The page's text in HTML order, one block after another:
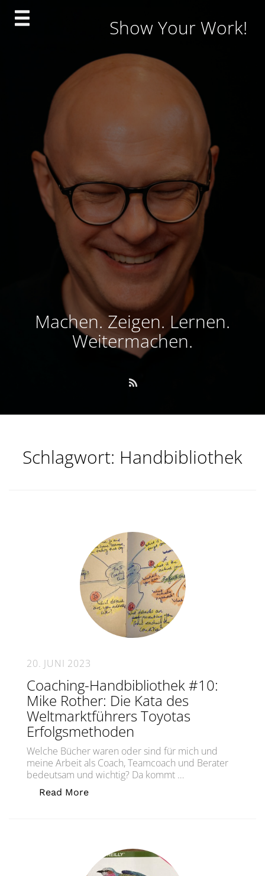
Skip
Show Your Work!
Machen. Zeigen. Lernen.
Weitermachen.
Schlagwort: Handbibliothek
20. JUNI 2023
Coaching-Handbibliothek #10:
Mike Rother: Die Kata des
Weltmarktführers Toyotas
Erfolgsmethoden
Welche Bücher waren oder sind für mich und
meine Arbeit als Coach, Teamcoach und Berater
bedeutsam und wichtig? Da kommt …
Read More„Coaching-Handbibliothek #10: Mike